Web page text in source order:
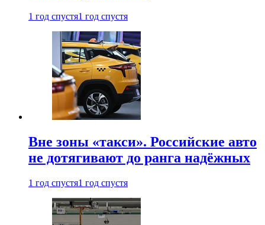
1 год спустя1 год спустя
Вне зоны «такси». Российские авто
не дотягивают до ранга надёжных
1 год спустя1 год спустя